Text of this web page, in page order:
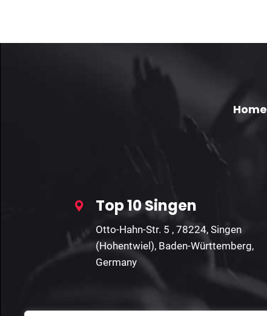
Home
Top 10 Singen
Otto-Hahn-Str. 5 , 78224, Singen
(Hohentwiel), Baden-Württemberg,
Germany